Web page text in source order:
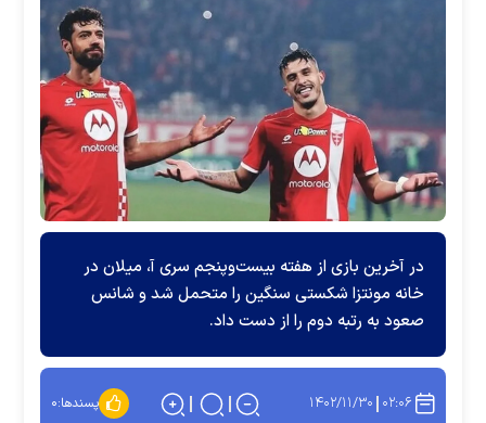
در آخرین بازی از هفته بیست‌وپنجم سری آ، میلان در
خانه مونتزا شکستی سنگین را متحمل شد و شانس
صعود به رتبه دوم را از دست داد.
۰۲:۰۶ ۱۴۰۲/۱۱/۳۰ پسندها:۰